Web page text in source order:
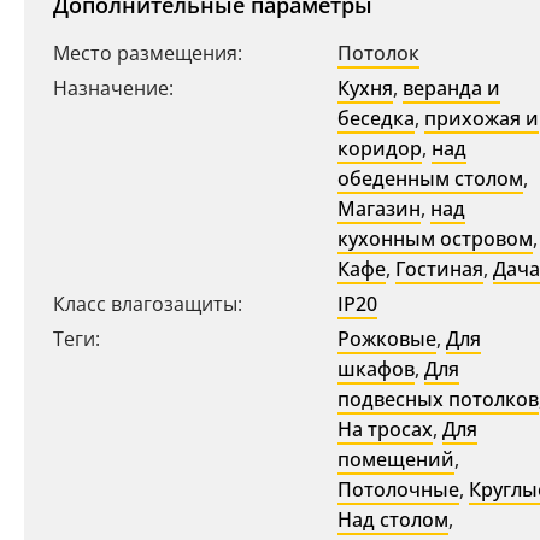
Ваш регион:Москва
+7 (800) 775-63-32 - бесплатно по России
- бесплатная доставка
Место размещения:
Потолок
Назначение:
Кухня, веранда и
беседка, прихожая и
коридор, над
обеденным столом,
Магазин, над
кухонным островом,
Кафе, Гостиная, Дача
Класс влагозащиты:
IP20
Теги:
Рожковые, Для
шкафов, Для
подвесных потолков
На тросах, Для
помещений,
Потолочные,
Над столом,